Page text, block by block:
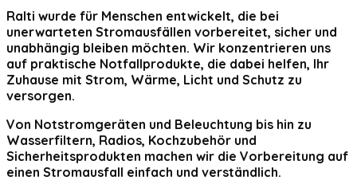
Ralti wurde für Menschen entwickelt, die bei
unerwarteten Stromausfällen vorbereitet, sicher und
unabhängig bleiben möchten. Wir konzentrieren uns
auf praktische Notfallprodukte, die dabei helfen, Ihr
Zuhause mit Strom, Wärme, Licht und Schutz zu
versorgen.
Von Notstromgeräten und Beleuchtung bis hin zu
Wasserfiltern, Radios, Kochzubehör und
Sicherheitsprodukten machen wir die Vorbereitung auf
einen Stromausfall einfach und verständlich.